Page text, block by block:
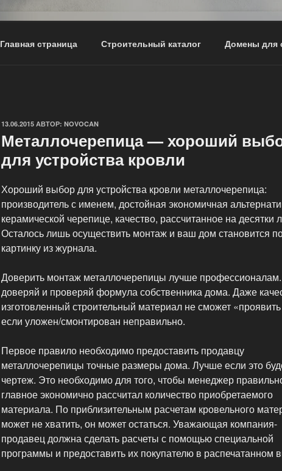
Главная страница Строительный каталог Домены для
ОПУБЛИКОВАНО
13.06.2015 АВТОР: NOVOCAN
Металлочерепица — хороший
для устройства кровли
Хороший выбор для устройства кровли металлочерепица:
производитель с именем, достойная экономичная
керамической черепице, качество, рассчитанное на десятки
Осталось лишь осуществить монтаж и ваш дом становится
картинку из журнала.
Доверить монтаж металлочерепицы лучше
доверяй и проверяй формула собственника дома. Даже
изготовленный строительный материал не сможет
если уложен/смонтирован неправильно.
Первое правило необходимо предоставить продавцу
металлочерепицы точные размеры дома. Лучше если это
чертеж. Это необходимо для того, чтобы менеджер
главное экономично рассчитал количество приобретаемого
материала. По приблизительным расчетам кровельного
может не хватить, он может остаться. Уважающая компания-
продавец должна сделать расчеты с помощью специальной
программы и предоставить их покупателю в распечатанном